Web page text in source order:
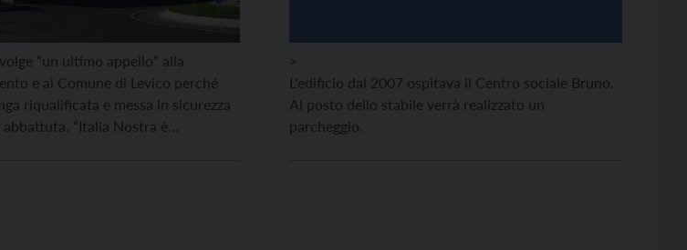
“un ultimo appello” alla
e al Comune di Levico perché
riqualificata e messa in sicurezza
abbattuta. “Italia Nostra è
>
L'edificio dal 2007 ospitava il Centro sociale Bruno.
Al posto dello stabile verrà realizzato un
parcheggio.